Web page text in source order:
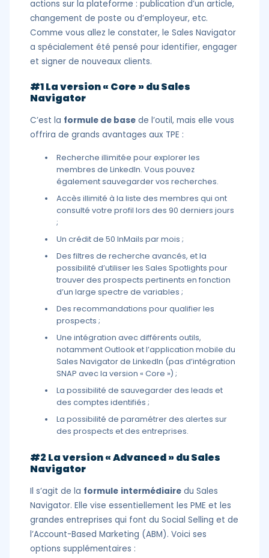
actions sur la plateforme : publication d’un article,
changement de poste ou d’employeur, etc.
Comme vous allez le constater, le Sales Navigator
a spécialement été pensé pour identifier, engager
et signer de nouveaux clients.
#1 La version « Core » du Sales
Navigator
C’est la formule de base de l’outil, mais elle vous
offrira de grands avantages aux TPE :
Recherche illimitée pour explorer les
membres de LinkedIn. Vous pouvez
également sauvegarder vos recherches.
Accès illimité à la liste des membres qui ont
consulté votre profil lors des 90 derniers jours
;
Un crédit de 50 InMails par mois ;
Des filtres de recherche avancés, et la
possibilité d’utiliser les Sales Spotlights pour
trouver des prospects pertinents en fonction
d’un large spectre de variables ;
Des recommandations pour qualifier les
prospects ;
Une intégration avec différents outils,
notamment Outlook et l’application mobile du
Sales Navigator de LinkedIn (pas d’intégration
SNAP avec la version « Core ») ;
La possibilité de sauvegarder des leads et
des comptes identifiés ;
La possibilité de paramétrer des alertes sur
des prospects et des entreprises.
#2 La version « Advanced » du Sales
Navigator
Il s’agit de la formule intermédiaire du Sales
Navigator. Elle vise essentiellement les PME et les
grandes entreprises qui font du Social Selling et de
l’Account-Based Marketing (ABM). Voici ses
options supplémentaires :